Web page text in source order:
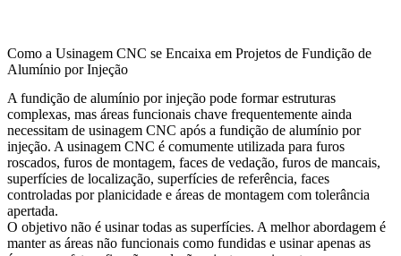
Como a Usinagem CNC se Encaixa em Projetos de Fundição de
Alumínio por Injeção
A fundição de alumínio por injeção pode formar estruturas
complexas, mas áreas funcionais chave frequentemente ainda
necessitam de usinagem CNC após a fundição de alumínio por
injeção. A usinagem CNC é comumente utilizada para furos
roscados, furos de montagem, faces de vedação, furos de mancais,
superfícies de localização, superfícies de referência, faces
controladas por planicidade e áreas de montagem com tolerância
apertada.
O objetivo não é usinar todas as superfícies. A melhor abordagem é
manter as áreas não funcionais como fundidas e usinar apenas as